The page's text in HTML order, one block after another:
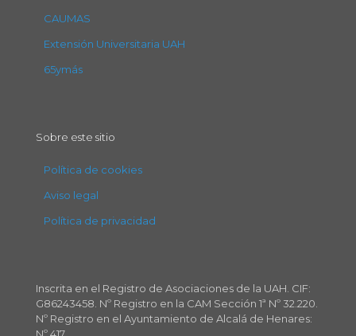
CAUMAS
Extensión Universitaria UAH
65ymás
Sobre este sitio
Política de cookies
Aviso legal
Política de privacidad
Inscrita en el Registro de Asociaciones de la UAH. CIF:
G86243458. Nº Registro en la CAM Sección 1ª Nº 32.220.
Nº Registro en el Ayuntamiento de Alcalá de Henares:
Nº 417